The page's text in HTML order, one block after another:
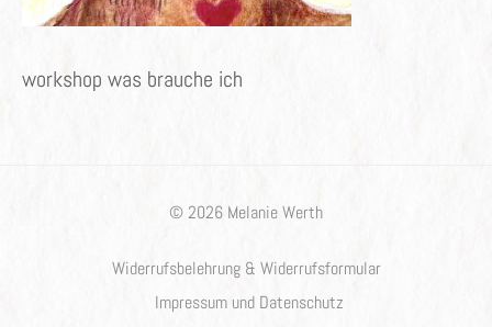
workshop was brauche ich
© 2026 Melanie Werth
Widerrufsbelehrung & Widerrufsformular
Impressum und Datenschutz